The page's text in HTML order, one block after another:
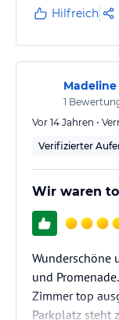
Nähe.Hilfreich
Madeline
1
Vor 14 Jahren •
Verifizierter
Wir waren
Wunderschöne
und Promenade.
Zimmer top
Parkplatz steht